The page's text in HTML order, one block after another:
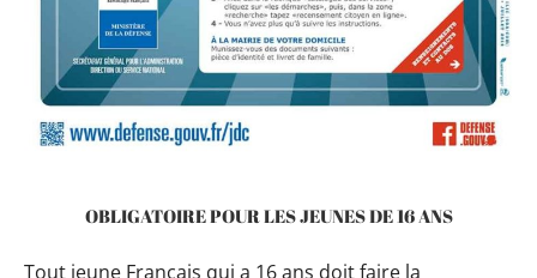
OBLIGATOIRE POUR LES JEUNES DE 16 ANS
Tout jeune Français qui a 16 ans doit faire la